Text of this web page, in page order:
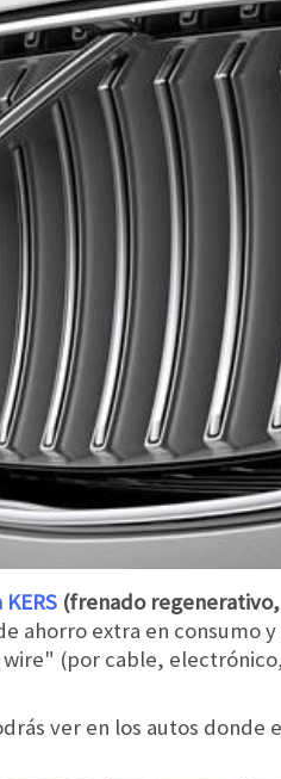
(frenado
ahorro extra en consumo
(por cable,
ver en los autos donde